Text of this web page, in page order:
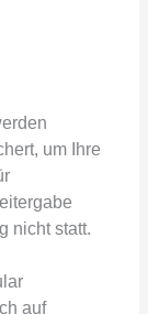
um Ihre
nicht statt.
auf